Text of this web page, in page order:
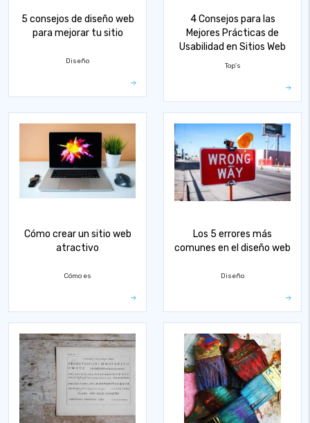
5 consejos de diseño web
para mejorar tu sitio
Diseño
4 Consejos para las
Mejores Prácticas de
Usabilidad en Sitios Web
Top's
Cómo crear un sitio web
atractivo
Cómo es
Los 5 errores más
comunes en el diseño web
Diseño